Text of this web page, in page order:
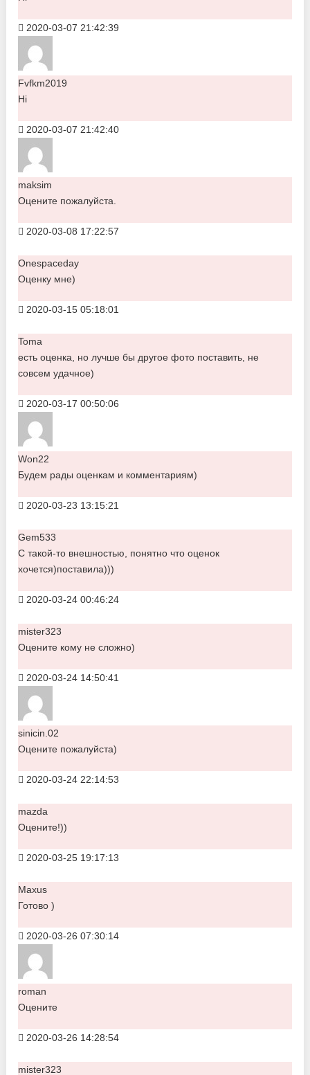
2020-03-07 21:42:39
Fvfkm2019
Hi
2020-03-07 21:42:40
maksim
Оцените пожалуйста.
2020-03-08 17:22:57
Onespaceday
Оценку мне)
2020-03-15 05:18:01
Toma
есть оценка, но лучше бы другое фото поставить, не
совсем удачное)
2020-03-17 00:50:06
Won22
Будем рады оценкам и комментариям)
2020-03-23 13:15:21
Gem533
С такой-то внешностью, понятно что оценок
хочется)поставила)))
2020-03-24 00:46:24
mister323
Оцените кому не сложно)
2020-03-24 14:50:41
sinicin.02
Оцените пожалуйста)
2020-03-24 22:14:53
mazda
Оцените!))
2020-03-25 19:17:13
Maxus
Готово )
2020-03-26 07:30:14
roman
Оцените
2020-03-26 14:28:54
mister323